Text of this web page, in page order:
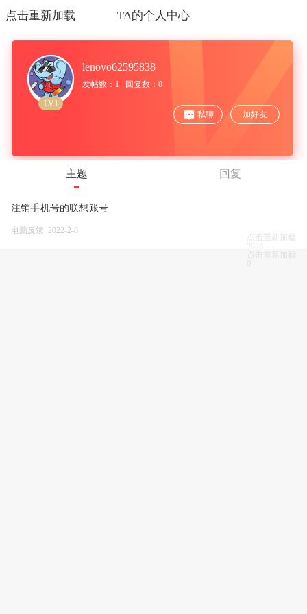
点击重新加载 TA的个人中心
LV1
lenovo62595838
发帖数：1 回复数：0
私聊 加好友
主题 回复
注销手机号的联想账号
电脑反馈 2022-2-8
点击重新加载
2020